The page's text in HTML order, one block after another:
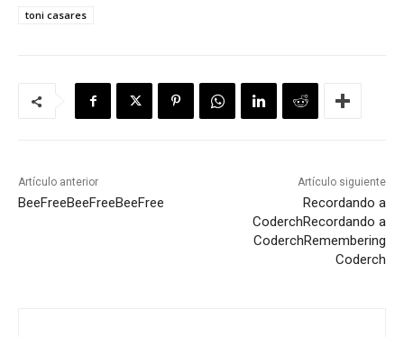
toni casares
Artículo anterior
BeeFreeBeeFreeBeeFree
Artículo siguiente
Recordando a
CoderchRecordando a
CoderchRemembering
Coderch